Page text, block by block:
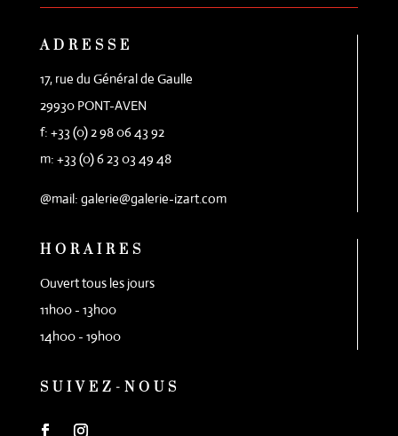
ADRESSE
17, rue du Général de Gaulle
29930 PONT-AVEN
f: +33 (0) 2 98 06 43 92
m: +33 (0) 6 23 03 49 48
@mail: galerie@galerie-izart.com
HORAIRES
Ouvert tous les jours
11h00 - 13h00
14h00 - 19h00
SUIVEZ-NOUS